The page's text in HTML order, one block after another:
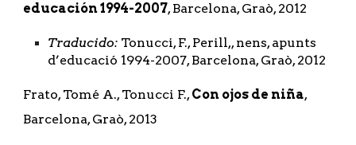
educación 1994-2007, Barcelona, Graò, 2012
Traducido: Tonucci, F., Perill,, nens, apunts
d’educació 1994-2007, Barcelona, Graò, 2012
Frato, Tomé A., Tonucci F., Con ojos de niña,
Barcelona, Graò, 2013